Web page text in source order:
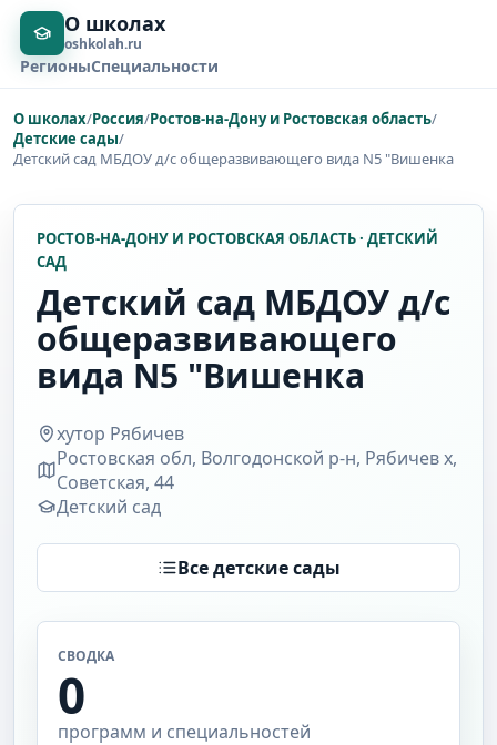
О школах
oshkolah.ru
РегионыСпециальности
О школах/Россия/Ростов-на-Дону и Ростовская область/
Детские сады/
Детский сад МБДОУ д/с общеразвивающего вида N5 "Вишенка
РОСТОВ-НА-ДОНУ И РОСТОВСКАЯ ОБЛАСТЬ · ДЕТСКИЙ
САД
Детский сад МБДОУ д/с
общеразвивающего
вида N5 "Вишенка
хутор Рябичев
Ростовская обл, Волгодонской р-н, Рябичев х,
Советская, 44
Детский сад
Все детские сады
СВОДКА
0
программ и специальностей